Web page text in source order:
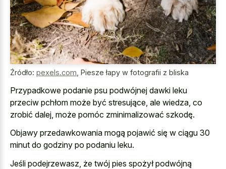
Źródło: pexels.com Piesze łapy w fotografii z bliska
Przypadkowe podanie psu podwójnej dawki leku
przeciw pchłom może być stresujące, ale wiedza, co
zrobić dalej, może pomóc zminimalizować szkodę.
Objawy przedawkowania mogą pojawić się w ciągu 30
minut do godziny po podaniu leku.
Jeśli podejrzewasz, że twój pies spożył podwójną